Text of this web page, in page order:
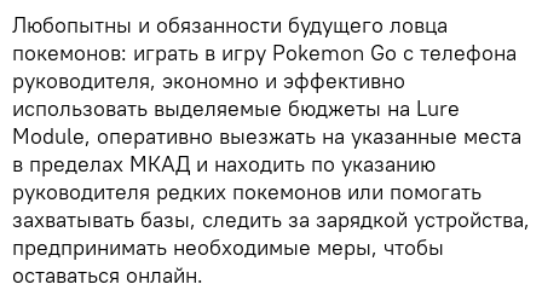
Любопытны и обязанности будущего ловца
покемонов: играть в игру Pokemon Go с телефона
руководителя, экономно и эффективно
использовать выделяемые бюджеты на Lure
Module, оперативно выезжать на указанные места
в пределах МКАД и находить по указанию
руководителя редких покемонов или помогать
захватывать базы, следить за зарядкой устройства,
предпринимать необходимые меры, чтобы
оставаться онлайн.